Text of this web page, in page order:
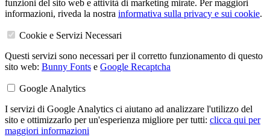
funzioni del sito web e attività di marketing mirate. Per maggiori
informazioni, riveda la nostra informativa sulla privacy e sui cookie.
Cookie e Servizi Necessari
Questi servizi sono necessari per il corretto funzionamento di questo
sito web: Bunny Fonts e Google Recaptcha
Google Analytics
I servizi di Google Analytics ci aiutano ad analizzare l'utilizzo del
sito e ottimizzarlo per un'esperienza migliore per tutti: clicca qui per
maggiori informazioni